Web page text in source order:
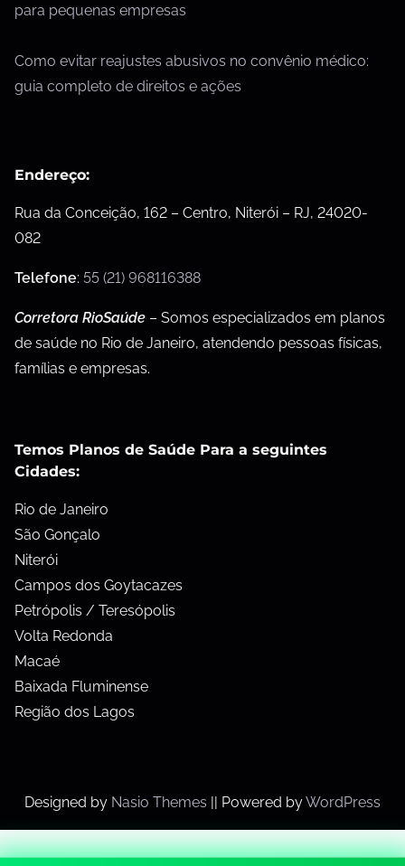
para pequenas empresas
Como evitar reajustes abusivos no convênio médico:
guia completo de direitos e ações
Endereço:
Rua da Conceição, 162 – Centro, Niterói – RJ, 24020-
082
Telefone: 55 (21) 968116388
Corretora RioSaúde – Somos especializados em planos
de saúde no Rio de Janeiro, atendendo pessoas físicas,
famílias e empresas.
Temos Planos de Saúde Para a seguintes
Cidades:
Rio de Janeiro
São Gonçalo
Niterói
Campos dos Goytacazes
Petrópolis / Teresópolis
Volta Redonda
Macaé
Baixada Fluminense
Região dos Lagos
Designed by Nasio Themes || Powered byWordPress